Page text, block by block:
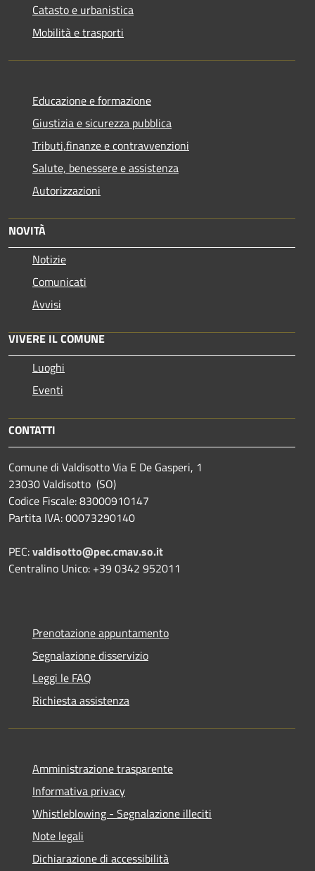
Catasto e urbanistica
Mobilità e trasporti
Educazione e formazione
Giustizia e sicurezza pubblica
Tributi,finanze e contravvenzioni
Salute, benessere e assistenza
Autorizzazioni
NOVITÀ
Notizie
Comunicati
Avvisi
VIVERE IL COMUNE
Luoghi
Eventi
CONTATTI
Comune di Valdisotto Via E De Gasperi, 1
23030 Valdisotto (SO)
Codice Fiscale: 83000910147
Partita IVA: 00073290140
PEC:valdisotto@pec.cmav.so.it
Centralino Unico: +39 0342 952011
Prenotazione appuntamento
Segnalazione disservizio
Leggi le FAQ
Richiesta assistenza
Amministrazione trasparente
Informativa privacy
Whistleblowing - Segnalazione illeciti
Note legali
Dichiarazione di accessibilità